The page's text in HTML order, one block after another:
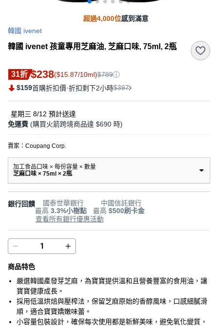
超過4,000位感到滿意
韓國 ivenet
韓國 ivenet 孩童專用芝麻油, 芝麻口味, 75ml, 2瓶
31折 $238($15.87/10ml)$789
$159首購折扣價·折扣剩下2小時$397
星期三 8/12 預計送達
免運費 (購買火箭跨境商品達 $690 時)
賣家： Coupang Corp.
加工食品口味 × 每份容量 × 數量
芝麻口味 × 75ml × 2瓶
銀行回饋
國泰世華銀行
最高 3.3%小樹點
中國信託銀行
最高 $500刷卡金
查看所有銀行優惠活動
商品特色
嚴選韓國產發芽芝麻，為寶寶提供溫和且營養豐富的食用油，讓
寶寶健康成長。
採用低溫烘焙與壓榨法，保留芝麻原始的香醇風味，口感細膩滑
順，適合寶寶嬌嫩味蕾。
小容量包裝設計，確保每次使用都是新鮮美味，避免氧化變質，